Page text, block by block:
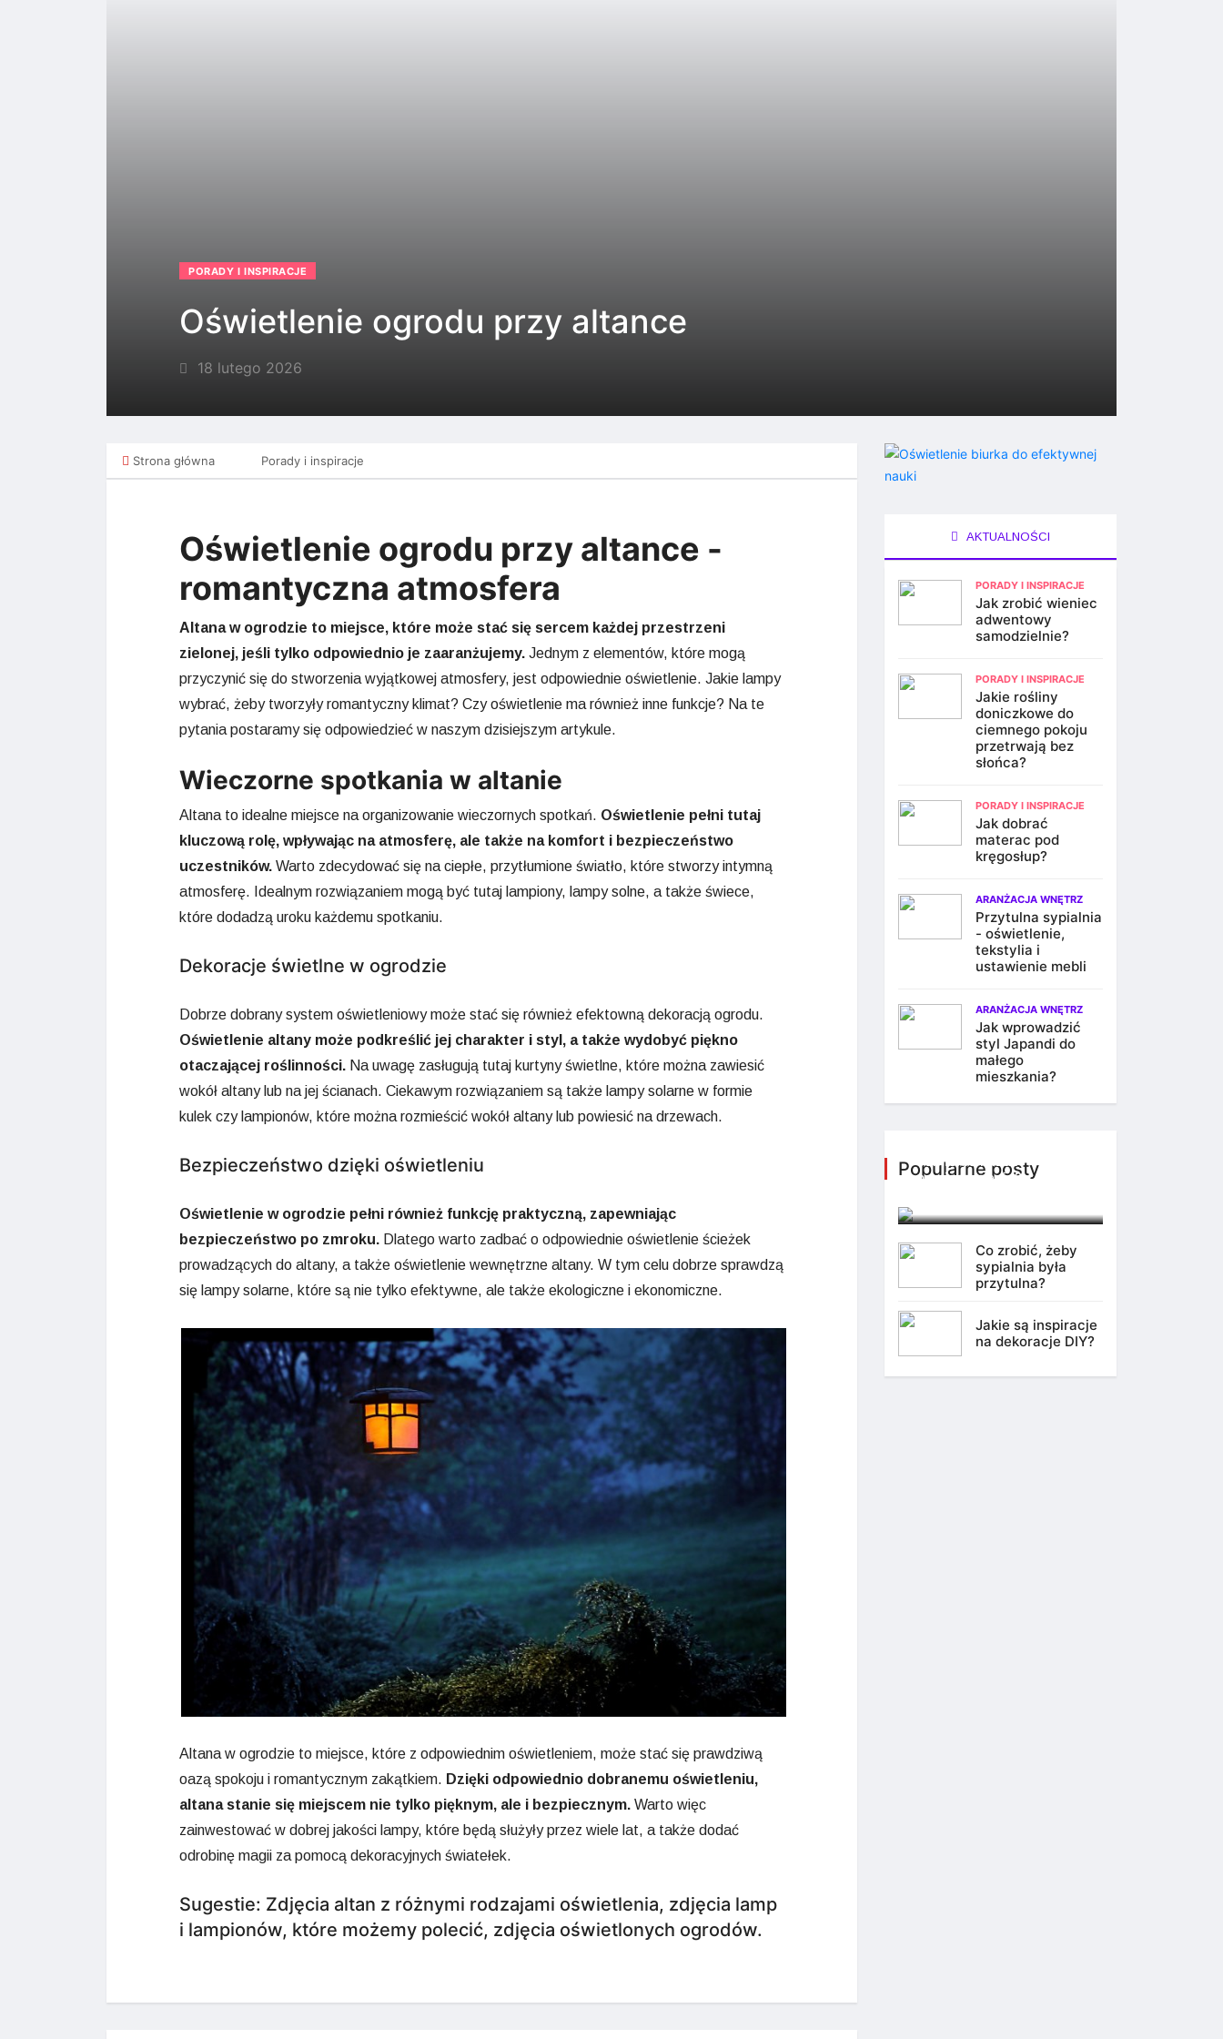
PORADY I INSPIRACJE
Oświetlenie ogrodu przy altance
18 lutego 2026
Strona główna Porady i inspiracje
Oświetlenie ogrodu przy altance -
romantyczna atmosfera
Altana w ogrodzie to miejsce, które może stać się sercem każdej przestrzeni
zielonej, jeśli tylko odpowiednio je zaaranżujemy. Jednym z elementów, które mogą
przyczynić się do stworzenia wyjątkowej atmosfery, jest odpowiednie oświetlenie. Jakie lampy
wybrać, żeby tworzyły romantyczny klimat? Czy oświetlenie ma również inne funkcje? Na te
pytania postaramy się odpowiedzieć w naszym dzisiejszym artykule.
Wieczorne spotkania w altanie
Altana to idealne miejsce na organizowanie wieczornych spotkań. Oświetlenie pełni tutaj
kluczową rolę, wpływając na atmosferę, ale także na komfort i bezpieczeństwo
uczestników. Warto zdecydować się na ciepłe, przytłumione światło, które stworzy intymną
atmosferę. Idealnym rozwiązaniem mogą być tutaj lampiony, lampy solne, a także świece,
które dodadzą uroku każdemu spotkaniu.
Dekoracje świetlne w ogrodzie
Dobrze dobrany system oświetleniowy może stać się również efektowną dekoracją ogrodu.
Oświetlenie altany może podkreślić jej charakter i styl, a także wydobyć piękno
otaczającej roślinności. Na uwagę zasługują tutaj kurtyny świetlne, które można zawiesić
wokół altany lub na jej ścianach. Ciekawym rozwiązaniem są także lampy solarne w formie
kulek czy lampionów, które można rozmieścić wokół altany lub powiesić na drzewach.
Bezpieczeństwo dzięki oświetleniu
Oświetlenie w ogrodzie pełni również funkcję praktyczną, zapewniając
bezpieczeństwo po zmroku. Dlatego warto zadbać o odpowiednie oświetlenie ścieżek
prowadzących do altany, a także oświetlenie wewnętrzne altany. W tym celu dobrze sprawdzą
się lampy solarne, które są nie tylko efektywne, ale także ekologiczne i ekonomiczne.
Altana w ogrodzie to miejsce, które z odpowiednim oświetleniem, może stać się prawdziwą
oazą spokoju i romantycznym zakątkiem. Dzięki odpowiednio dobranemu oświetleniu,
altana stanie się miejscem nie tylko pięknym, ale i bezpiecznym. Warto więc
zainwestować w dobrej jakości lampy, które będą służyły przez wiele lat, a także dodać
odrobinę magii za pomocą dekoracyjnych światełek.
Sugestie: Zdjęcia altan z różnymi rodzajami oświetlenia, zdjęcia lamp
i lampionów, które możemy polecić, zdjęcia oświetlonych ogrodów.
AKTUALNOŚCI
PORADY I INSPIRACJE
Jak zrobić wieniec
adwentowy
samodzielnie?
PORADY I INSPIRACJE
Jakie rośliny
doniczkowe do
ciemnego pokoju
przetrwają bez
słońca?
PORADY I INSPIRACJE
Jak dobrać
materac pod
kręgosłup?
ARANŻACJA WNĘTRZ
Przytulna sypialnia
- oświetlenie,
tekstylia i
ustawienie mebli
ARANŻACJA WNĘTRZ
Jak wprowadzić
styl Japandi do
małego
mieszkania?
Popularne posty
odmienić każde
pomieszczenie?
Co zrobić, żeby
sypialnia była
przytulna?
Jakie są inspiracje
na dekoracje DIY?